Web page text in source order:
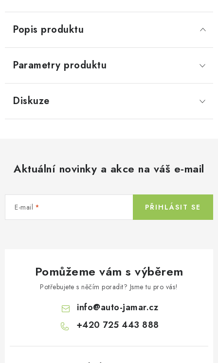
Popis produktu
Parametry produktu
Diskuze
Aktuální novinky a akce na váš e-mail
E-mail PŘIHLÁSIT SE
Pomůžeme vám s výběrem
Potřebujete s něčím poradit? Jsme tu pro vás!
info@auto-jamar.cz
+420 725 443 888